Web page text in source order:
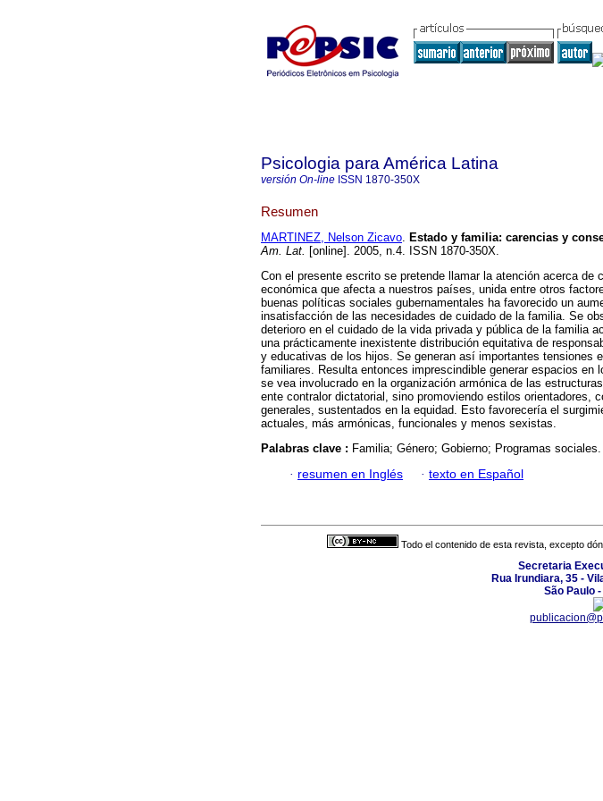
Psicologia para América Latina
versión On-line ISSN 1870-350X
Resumen
MARTINEZ, Nelson Zicavo. Estado y familia: carencias y
Am. Lat. [online]. 2005, n.4. ISSN 1870-350X.
Con el presente escrito se pretende llamar la atención acerca de
económica que afecta a nuestros países, unida entre otros
buenas políticas sociales gubernamentales ha favorecido un
insatisfacción de las necesidades de cuidado de la familia. Se
deterioro en el cuidado de la vida privada y pública de la familia
una prácticamente inexistente distribución equitativa de
y educativas de los hijos. Se generan así importantes tensiones
familiares. Resulta entonces imprescindible generar espacios en
se vea involucrado en la organización armónica de las
ente contralor dictatorial, sino promoviendo estilos orientadores,
generales, sustentados en la equidad. Esto favorecería el
actuales, más armónicas, funcionales y menos sexistas.
Palabras clave : Familia; Género; Gobierno; Programas sociales.
· resumen en Inglés · texto en Español
Todo el contenido de esta revista, excepto
Secretaria
Rua Irundiara, 35 -
São Paulo